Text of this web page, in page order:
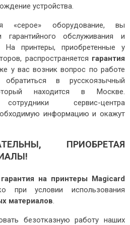
устройства.
«серое» оборудование, вы
гарантийного обслуживания и
На принтеры, приобретенные у
распространяется гарантия
у вас возник вопрос по работе
в русскоязычный
находится в Москве.
сервис-центра
информацию и окажут
ПРИОБРЕТАЯ
гарантия на принтеры Magicard
при условии использования
материалов.
безотказную работу наших